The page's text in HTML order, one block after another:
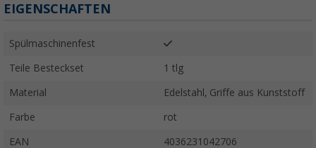
EIGENSCHAFTEN
Spülmaschinenfest
Teile Besteckset 1 tlg
Material Edelstahl, Griffe aus Kunststoff
Farbe rot
EAN 4036231042706